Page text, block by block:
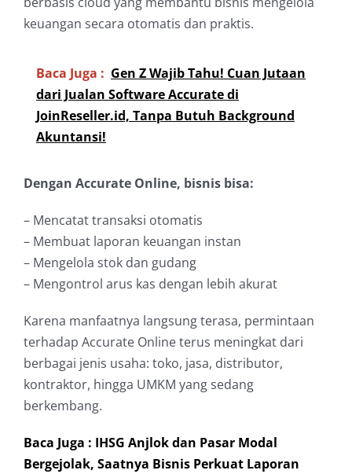
keuangan secara otomatis dan praktis.
Baca Juga : Gen Z Wajib Tahu! Cuan Jutaan
dari Jualan Software Accurate di
JoinReseller.id, Tanpa Butuh Background
Akuntansi!
Dengan Accurate Online, bisnis bisa:
– Mencatat transaksi otomatis
– Membuat laporan keuangan instan
– Mengelola stok dan gudang
– Mengontrol arus kas dengan lebih akurat
Karena manfaatnya langsung terasa, permintaan
terhadap Accurate Online terus meningkat dari
berbagai jenis usaha: toko, jasa, distributor,
kontraktor, hingga UMKM yang sedang
berkembang.
Baca Juga : IHSG Anjlok dan Pasar Modal
Bergejolak, Saatnya Bisnis Perkuat Laporan